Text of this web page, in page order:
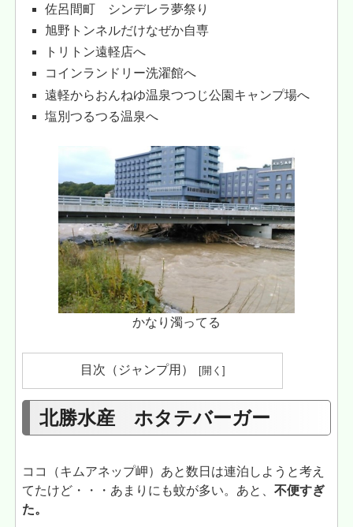
佐呂間町 シンデレラ夢祭り
旭野トンネルだけなぜか自専
トリトン遠軽店へ
コインランドリー洗濯館へ
遠軽からおんねゆ温泉つつじ公園キャンプ場へ
塩別つるつる温泉へ
かなり濁ってる
目次（ジャンプ用）
北勝水産 ホタテバーガー
ココ（キムアネップ岬）あと数日は連泊しようと考え
てたけど・・・あまりにも蚊が多い。あと、不便すぎ
た。